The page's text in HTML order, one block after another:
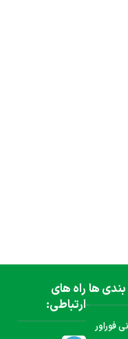
ها
فوراور
راه های
ارتباطی: